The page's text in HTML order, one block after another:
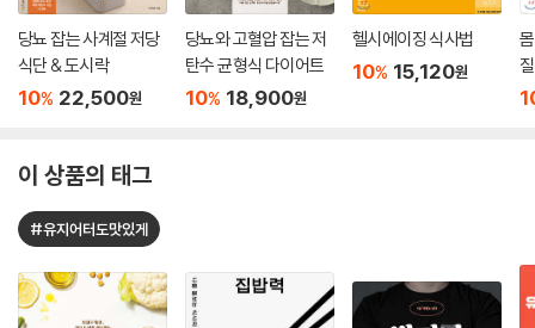
당뇨 잡는 사계절 저당
식단 & 도시락
10% 22,500원
당뇨와 고혈압 잡는 저
탄수 균형식 다이어트
10% 18,900원
헬시에이징 식사법
10% 15,120원
이 상품의 태그
#유지어터도맛있게